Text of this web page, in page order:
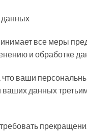
все меры
и обработке
что ваши
ваших данных